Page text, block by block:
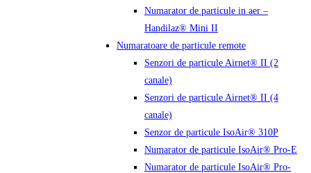
Numarator de particule in aer –
Handilaz® Mini II
Numaratoare de particule remote
Senzori de particule Airnet® II (2
canale)
Senzori de particule Airnet® II (4
canale)
Senzor de particule IsoAir® 310P
Numarator de particule IsoAir® Pro-E
Numarator de particule IsoAir® Pro-